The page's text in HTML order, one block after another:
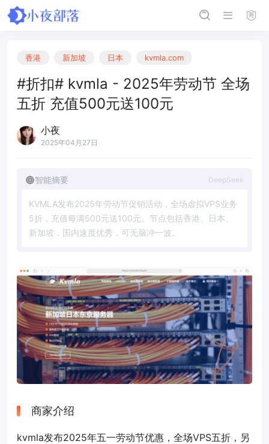
香港 新加坡 日本 kvmla.com
#折扣# kvmla - 2025年劳动节 全场
五折 充值500元送100元
小夜
2025年04月27日
智能摘要 DeepSeek
KVML A发布2025年劳动节促销活动 ， 全场虚拟VPS业务
5折 ， 充值每满500元送100元 节点包括香港 日本
新加坡 ， 国内速 度优秀 ， 可无脑冲一波
商家介绍
kvmla发布2025年五一劳动节优惠，全场VPS五折，另